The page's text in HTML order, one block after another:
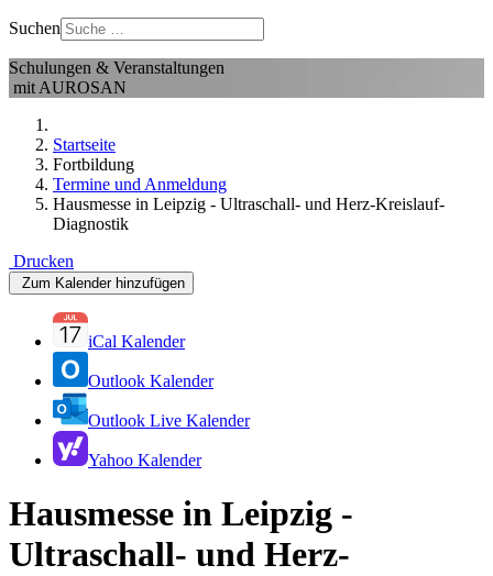
Suchen
Schulungen & Veranstaltungen
mit AUROSAN
Startseite
Fortbildung
Termine und Anmeldung
Hausmesse in Leipzig - Ultraschall- und Herz-Kreislauf-
Diagnostik
Drucken
Zum Kalender hinzufügen
iCal Kalender
Outlook Kalender
Outlook Live Kalender
Yahoo Kalender
Hausmesse in Leipzig -
Ultraschall- und Herz-